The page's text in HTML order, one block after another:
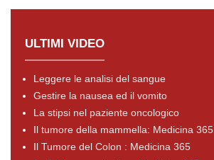
ULTIMI VIDEO
Leggere le analisi del sangue
Gestire la nausea ed il vomito
La stipsi nel paziente oncologico
Il tumore della mammella: Medicina 365
Il Tumore del Colon : Medicina 365